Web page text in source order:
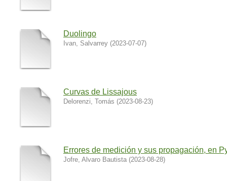
Duolingo
Ivan, Salvarrey (2023-07-07)
Curvas de Lissajous
Delorenzi, Tomás (2023-08-23)
Errores de medición y sus propagación, en
Jofre, Alvaro Bautista (2023-08-28)